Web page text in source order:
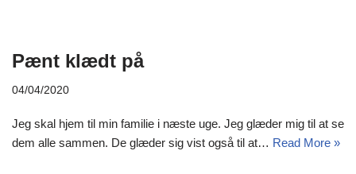
Pænt klædt på
04/04/2020
Jeg skal hjem til min familie i næste uge. Jeg glæder mig til at se
dem alle sammen. De glæder sig vist også til at… Read More »